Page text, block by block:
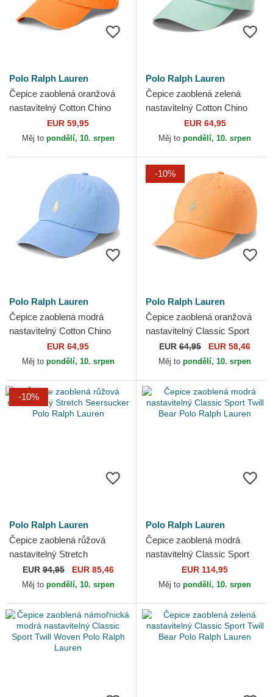
Polo Ralph Lauren
Čepice zaoblená oranžová
nastavitelný Cotton Chino
Classic Sport Polo Ralph
Lauren
EUR 59,95
Měj to pondělí, 10. srpen
Polo Ralph Lauren
Čepice zaoblená zelená
nastavitelný Cotton Chino
Classic Sport Polo Ralph
Lauren
EUR 64,95
Měj to pondělí, 10. srpen
Polo Ralph Lauren
Čepice zaoblená modrá
nastavitelný Cotton Chino
Classic Sport Polo Ralph
Lauren
EUR 64,95
Měj to pondělí, 10. srpen
-10%
Polo Ralph Lauren
Čepice zaoblená oranžová
nastavitelný Classic Sport
Twill Polo Ralph Lauren
EUR 64,95 EUR 58,46
Měj to pondělí, 10. srpen
-10%
Polo Ralph Lauren
Čepice zaoblená růžová
nastavitelný Stretch
Seersucker Polo Ralph
Lauren
EUR94,95 EUR 85,46
Měj to pondělí, 10. srpen
Polo Ralph Lauren
Čepice zaoblená modrá
nastavitelný Classic Sport
Twill Bear Polo Ralph Lauren
EUR 114,95
Měj to pondělí, 10. srpen